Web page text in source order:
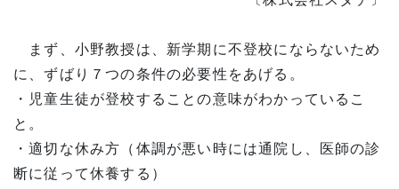
まず、小野教授は、新学期に不登校にならないため
に、ずばり７つの条件の必要性をあげる。
・児童生徒が登校することの意味がわかっているこ
と。
・適切な休み方（体調が悪い時には通院し、医師の診
断に従って休養する）